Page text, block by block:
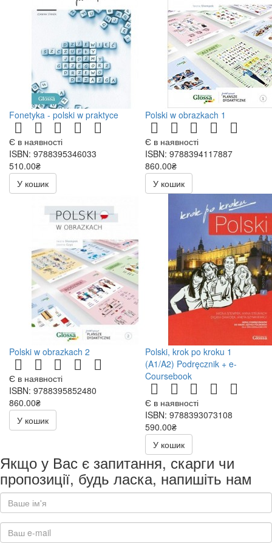
Fonetyka - polski w praktyce
Є в наявності
ISBN: 9788395346033
510.00₴
У кошик
Polski w obrazkach 1
Є в наявності
ISBN: 9788394117887
860.00₴
У кошик
Polski w obrazkach 2
Є в наявності
ISBN: 9788395852480
860.00₴
У кошик
Polski, krok po kroku 1
(A1/A2) Podręcznik + e-
Coursebook
Є в наявності
ISBN: 9788393073108
590.00₴
У кошик
Якщо у Вас є запитання, скарги чи
пропозиції, будь ласка, напишіть нам